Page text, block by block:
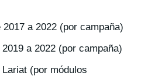
a 2022 (por campaña)
a 2022 (por campaña)
(por módulos